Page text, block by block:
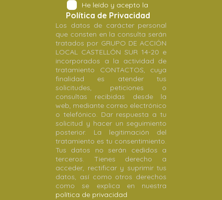
He leído y acepto la
Política de Privacidad
Los datos de carácter personal
que consten en la consulta serán
tratados por GRUPO DE ACCIÓN
LOCAL CASTELLÓN SUR 14-20 e
incorporados a la actividad de
tratamiento CONTACTOS, cuya
finalidad es atender tus
solicitudes, peticiones o
consultas recibidas desde la
web, mediante correo electrónico
o telefónico. Dar respuesta a tu
solicitud y hacer un seguimiento
posterior. La legitimación del
tratamiento es tu consentimiento.
Tus datos no serán cedidos a
terceros. Tienes derecho a
acceder, rectificar y suprimir tus
datos, así como otros derechos
como se explica en nuestra
política de privacidad